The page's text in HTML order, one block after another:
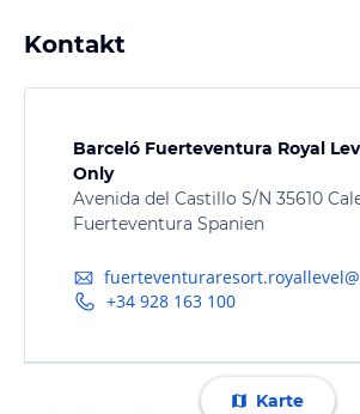
Kontakt
Barceló Fuerteventura Royal
Only
Avenida del Castillo S/N 35610
Fuerteventura Spanien
+34 928 163 100
Karte